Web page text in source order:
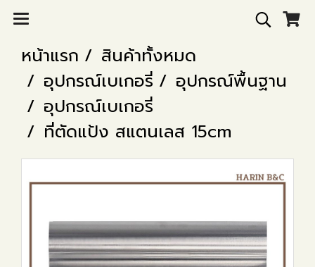
หน้าแรก
สินค้าทั้งหมด
อุปกรณ์เบเกอรี่
อุปกรณ์พื้นฐาน
อุปกรณ์เบเกอรี่
ที่ตัดแป้ง สแตนเลส 15cm